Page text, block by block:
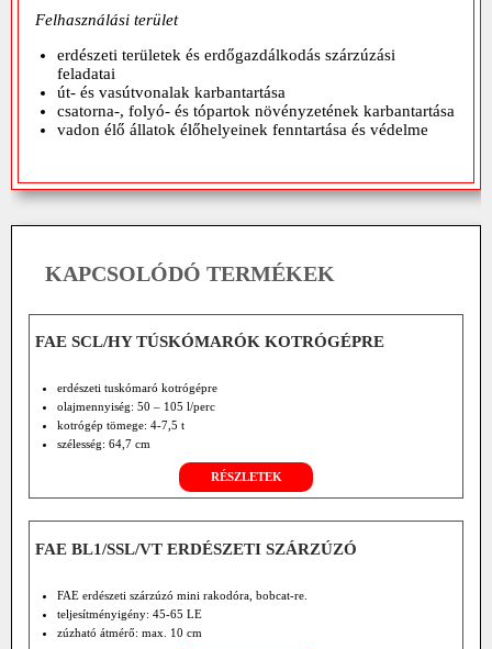
Felhasználási terület
erdészeti területek és erdőgazdálkodás szárzúzási
feladatai
út- és vasútvonalak karbantartása
csatorna-, folyó- és tópartok növényzetének karbantartása
vadon élő állatok élőhelyeinek fenntartása és védelme
KAPCSOLÓDÓ TERMÉKEK
FAE SCL/HY TÚSKÓMARÓK KOTRÓGÉPRE
erdészeti tuskómaró kotrógépre
olajmennyiség: 50 – 105 l/perc
kotrógép tömege: 4-7,5 t
szélesség: 64,7 cm
RÉSZLETEK
FAE BL1/SSL/VT ERDÉSZETI SZÁRZÚZÓ
FAE erdészeti szárzúzó mini rakodóra, bobcat-re.
teljesítményigény: 45-65 LE
zúzható átmérő: max. 10 cm